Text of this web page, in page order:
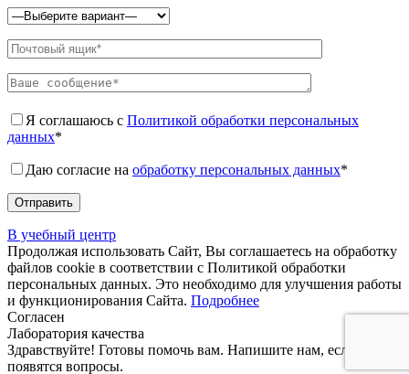
Я соглашаюсь с Политикой обработки персональных
данных*
Даю согласие на обработку персональных данных*
В учебный центр
Продолжая использовать Сайт, Вы соглашаетесь на обработку
файлов cookie в соответствии с Политикой обработки
персональных данных. Это необходимо для улучшения работы
и функционирования Сайта. Подробнее
Согласен
Лаборатория качества
Здравствуйте! Готовы помочь вам. Напишите нам, если у вас
появятся вопросы.